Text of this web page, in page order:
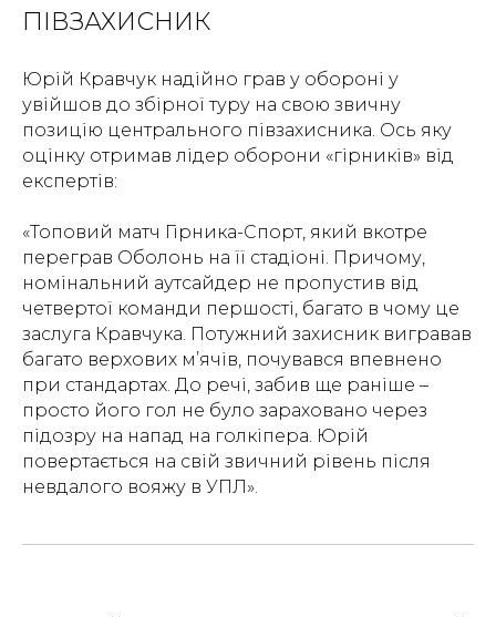
ПІВЗАХИСНИК
Юрій Кравчук надійно грав у обороні у
увійшов до збірної туру на свою звичну
позицію центрального півзахисника. Ось яку
оцінку отримав лідер оборони «гірників» від
експертів:
«Топовий матч Гірника-Спорт, який вкотре
переграв Оболонь на її стадіоні. Причому,
номінальний аутсайдер не пропустив від
четвертої команди першості, багато в чому це
заслуга Кравчука. Потужний захисник вигравав
багато верхових м’ячів, почувався впевнено
при стандартах. До речі, забив ще раніше –
просто його гол не було зараховано через
підозру на напад на голкіпера. Юрій
повертається на свій звичний рівень після
невдалого вояжу в УПЛ».